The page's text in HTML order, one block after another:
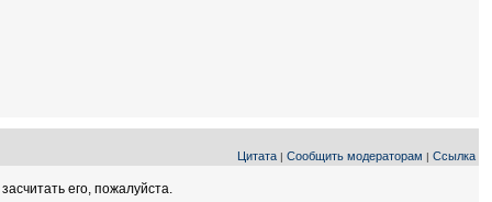
Цитата Сообщить модераторам Ссылка
его, пожалуйста.